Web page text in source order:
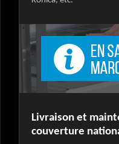
Livraison et
couverture